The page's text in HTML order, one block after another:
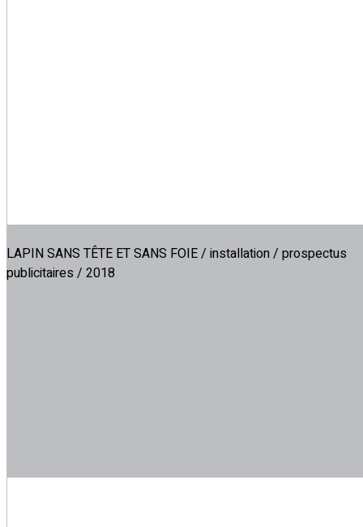
LAPIN SANS TÊTE ET SANS FOIE / installation / prospectus
publicitaires / 2018